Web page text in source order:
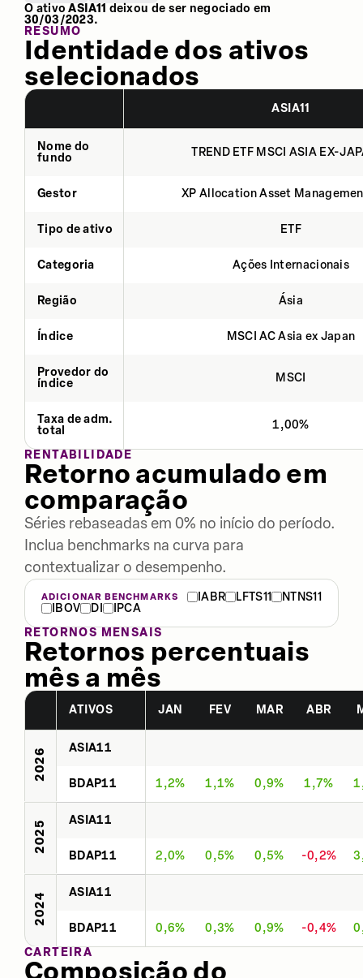
O ativoASIA11 deixou de ser negociado em
30/03/2023.
RESUMO
Identidade dos ativos
selecionados
ASIA11
Nome do
fundo
TREND ETF MSCI ASIA EX-
Gestor XP Allocation Asset
Tipo de ativo ETF
Categoria Ações Internacionais
Região Ásia
Índice MSCI AC Asia ex Japan
Provedor do
índice
MSCI
Taxa de adm.
total
1,00%
RENTABILIDADE
Retorno acumulado em
comparação
Séries rebaseadas em 0% no início do período.
Inclua benchmarks na curva para
contextualizar o desempenho.
ADICIONAR BENCHMARKS IABR LFTS11
NTNS11
IBOV
DI
IPCA
RETORNOS MENSAIS
Retornos percentuais
mês a mês
ATIVOS JAN FEV MAR ABR
2026 ASIA11
BDAP11 1,2% 1,1% 0,9% 1,7%
2025 ASIA11
BDAP11 2,0% 0,5% 0,5% -0,2%
2024 ASIA11
BDAP11 0,6% 0,3% 0,9% -0,4%
CARTEIRA
Composição do